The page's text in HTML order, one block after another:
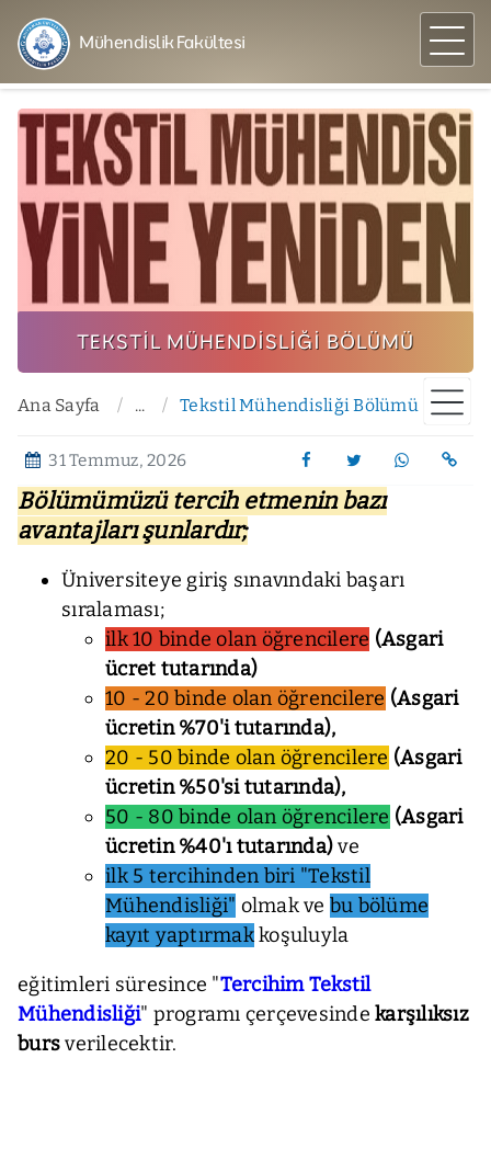
Mühendislik Fakültesi
TEKSTIL MÜHENDISLIĞI BÖLÜMÜ
Ana Sayfa ... Tekstil Mühendisliği Bölümü
31 Temmuz, 2026
Bölümümüzü tercih etmenin bazı
avantajları şunlardır;
Üniversiteye giriş sınavındaki başarı
sıralaması;
ilk 10 binde olan öğrencilere (Asgari
ücret tutarında)
10 - 20 binde olan öğrencilere (Asgari
ücretin %70'i tutarında),
20 - 50 binde olan öğrencilere (Asgari
ücretin %50'si tutarında),
50 - 80 binde olan öğrencilere (Asgari
ücretin %40'ı tutarında)ve
ilk 5 tercihinden biri "Tekstil
Mühendisliği" olmak ve bu bölüme
kayıt yaptırmakkoşuluyla
eğitimleri süresince "Tercihim Tekstil
Mühendisliği" programı çerçevesinde karşılıksız
bursverilecektir.